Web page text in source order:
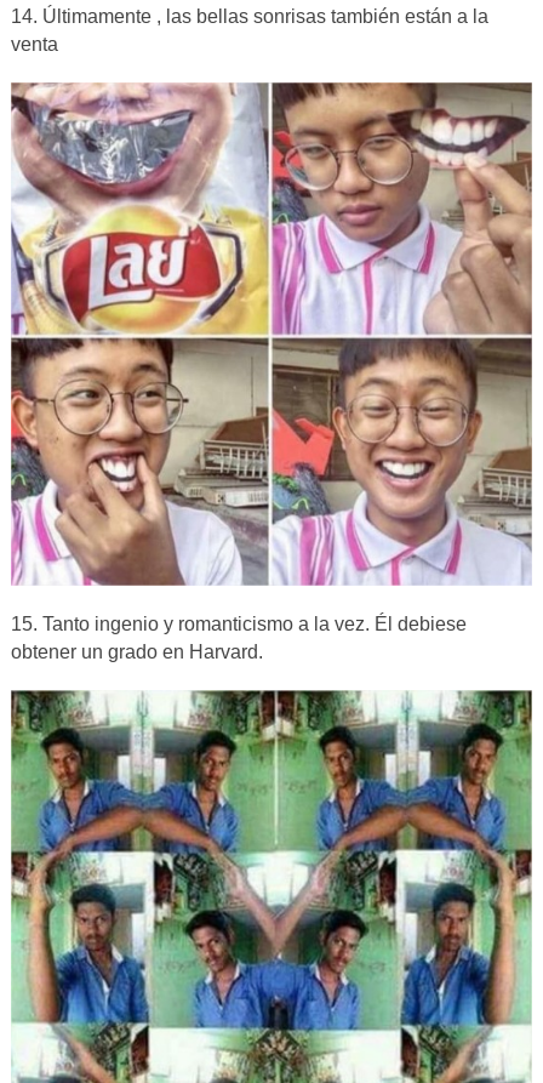
14. Últimamente , las bellas sonrisas también están a la
venta
15. Tanto ingenio y romanticismo a la vez. Él debiese
obtener un grado en Harvard.